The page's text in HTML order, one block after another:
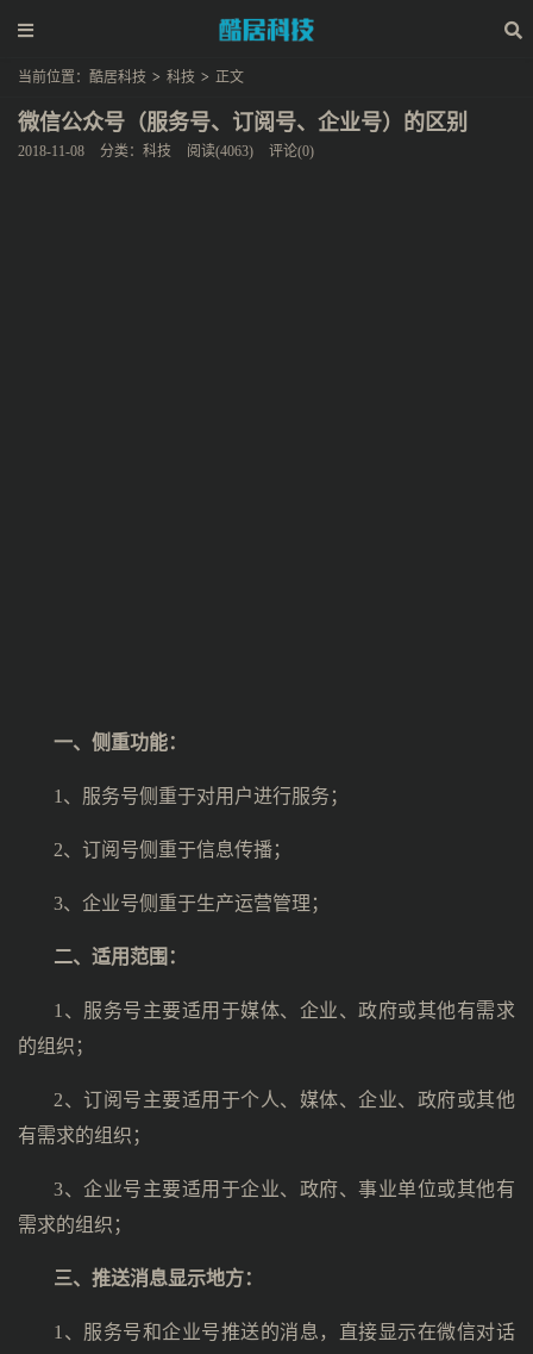
当前位置： 酷居科技 > 科技 > 正文
微信公众号（服务号、订阅号、企业号）的区别
2018-11-08 分类： 科技 阅读(4063) 评论(0)
一、 侧重功能：
1、服务号侧重于对用户进行服务；
2、订阅号侧重于信息传播；
3、企业号侧重于生产运营管理；
二、 适用范围：
1、服务号主要适用于媒体、企业、政府或其他有需求
的组织；
2、订阅号主要适用于个人、媒体、企业、政府或其他
有需求的组织；
3、企业号主要适用于企业、政府、事业单位或其他有
需求的组织；
三、 推送消息显示地方：
1、服务号和企业号推送的消息，直接显示在微信对话